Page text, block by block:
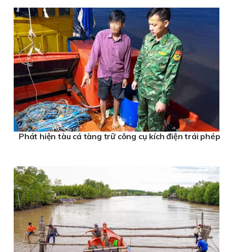
Phát hiện tàu cá tàng trữ công cụ kích điện trái phép